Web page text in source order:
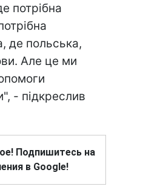
потрібна
де польська,
Але це ми
- підкреслив
Подпишитесь на
в Google!